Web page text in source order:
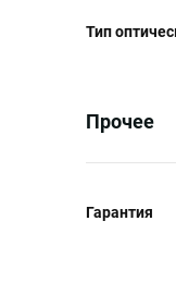
Тип
Прочее
Гарантия